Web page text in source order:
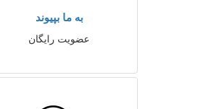
به ما بپیوند
عضویت رایگان